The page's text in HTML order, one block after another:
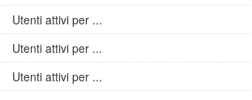
Utenti attivi per ...
Utenti attivi per ...
Utenti attivi per ...